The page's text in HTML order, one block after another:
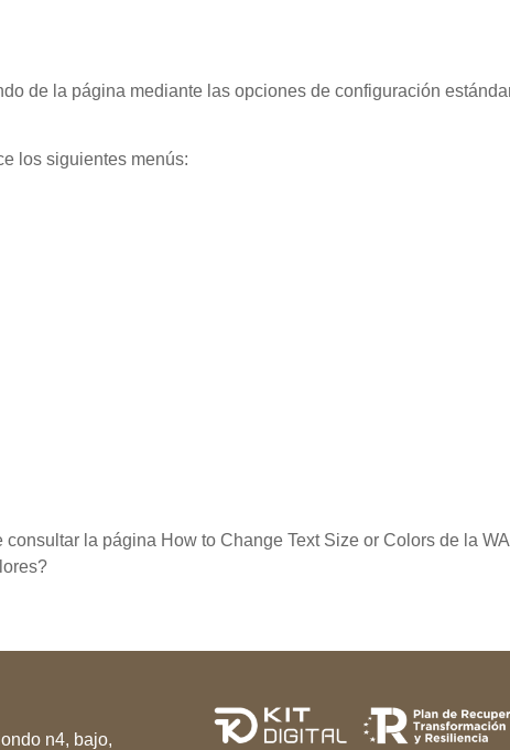
de la página mediante las opciones de configuración
los siguientes menús:
consultar la página How to Change Text Size or Colors de la WAI
n4, bajo,